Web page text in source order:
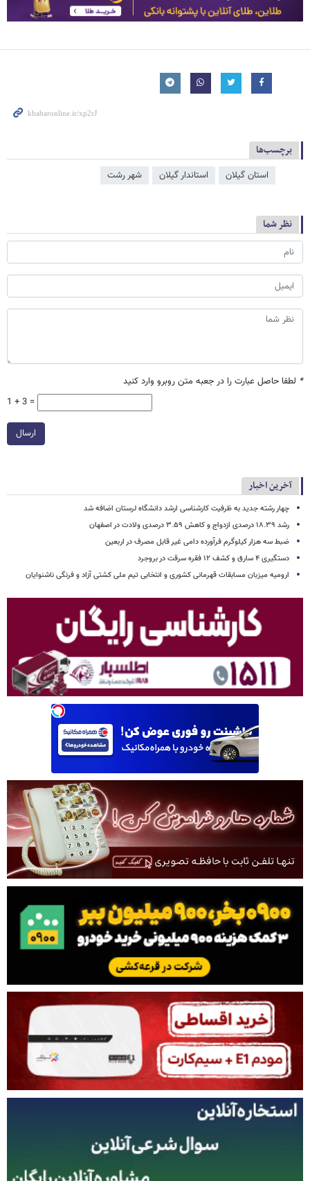
برچسب‌ها
استان گیلان استاندار گیلان شهر رشت
نظر شما
* لطفا حاصل عبارت را در جعبه متن روبرو وارد کنید
1 + 3 =
ارسال
آخرین اخبار
چهار رشته جدید به ظرفیت کارشناسی ارشد دانشگاه لرستان اضافه شد
رشد ۱۸.۳۹ درصدی ازدواج و کاهش ۳.۵۹ درصدی ولادت در اصفهان
ضبط سه هزار کیلوگرم فرآورده دامی غیر قابل مصرف در اربعین
دستگیری ۴ سارق و کشف ۱۲ فقره سرقت در بروجرد
ارومیه میزبان مسابقات قهرمانی کشوری و انتخابی تیم ملی کشتی آزاد و فرنگی ناشنوایان